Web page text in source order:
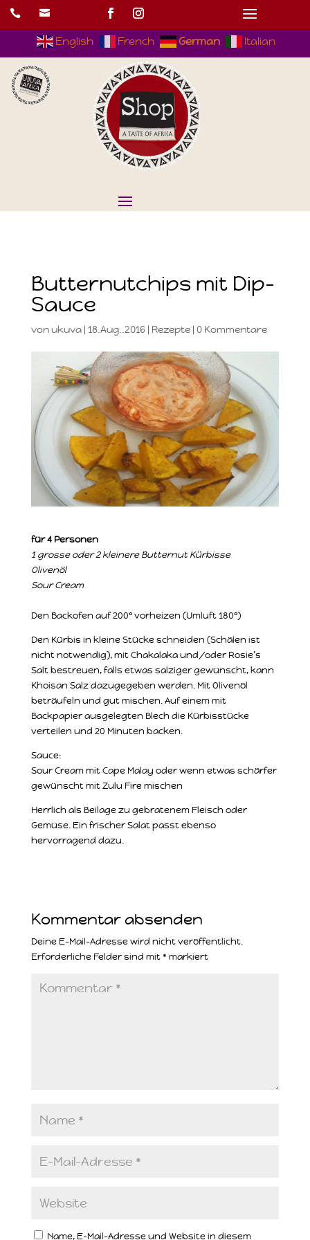
 
English French German Italian
Butternutchips mit Dip-
Sauce
vonukuva| 18.Aug..2016| Rezepte| 0 Kommentare
für 4 Personen
1 grosse oder 2 kleinere Butternut Kürbisse
Olivenöl
Sour Cream
Den Backofen auf 200° vorheizen (Umluft 180°)
Den Kürbis in kleine Stücke schneiden (Schälen ist
nicht notwendig), mit Chakalaka und/oder Rosie’s
Salt bestreuen, falls etwas salziger gewünscht, kann
Khoisan Salz dazugegeben werden. Mit Olivenöl
beträufeln und gut mischen. Auf einem mit
Backpapier ausgelegten Blech die Kürbisstücke
verteilen und 20 Minuten backen.
Sauce:
Sour Cream mit Cape Malay oder wenn etwas schärfer
gewünscht mit Zulu Fire mischen
Herrlich als Beilage zu gebratenem Fleisch oder
Gemüse. Ein frischer Salat passt ebenso
hervorragend dazu.
Kommentar absenden
Deine E-Mail-Adresse wird nicht veröffentlicht.
Erforderliche Felder sind mit * markiert
Name, E-Mail-Adresse und Website in diesem